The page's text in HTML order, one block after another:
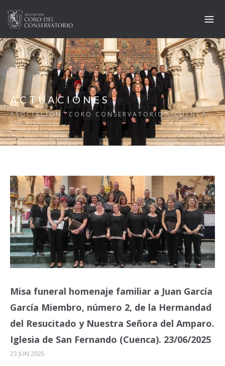
ACTUACIONES
ASOCIACIÓN "CORO CONSERVATORIO". CUENCA
Misa funeral homenaje familiar a Juan García
García Miembro, número 2, de la Hermandad
del Resucitado y Nuestra Señora del Amparo.
Iglesia de San Fernando (Cuenca). 23/06/2025
23 JUN 2025